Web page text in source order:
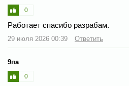
0
Работает спасибо разрабам.
29 июля 2026 00:39 Ответить
9па
0